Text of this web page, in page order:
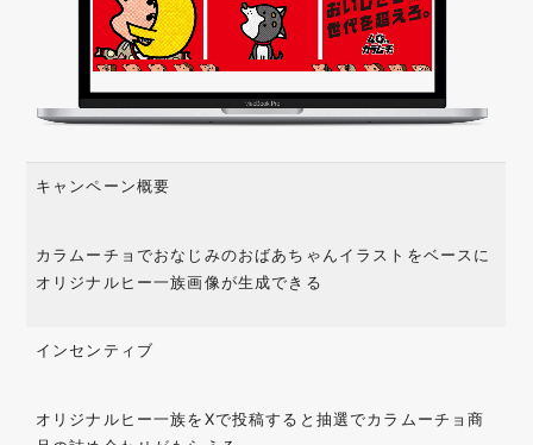
キャンペーン概要
カラムーチョでおなじみのおばあちゃんイラストをベースに
オリジナルヒー一族画像が生成できる
インセンティブ
オリジナルヒー一族をXで投稿すると抽選でカラムーチョ商